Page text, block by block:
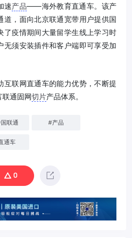
速产品——海外教育直通车。该产
道，面向北京联通宽带用户提供国
了疫情期间大量留学生线上学习时
无须安装插件和客户端即可享受加
互联网直通车的能力优势，不断提
联通固网切片产品体系。
联通 #产品
通车
0